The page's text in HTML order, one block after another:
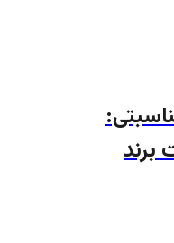
برند